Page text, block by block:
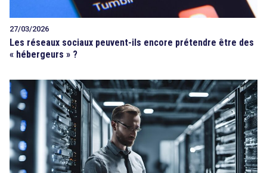
27/03/2026
Les réseaux sociaux peuvent-ils encore prétendre être des
« hébergeurs » ?